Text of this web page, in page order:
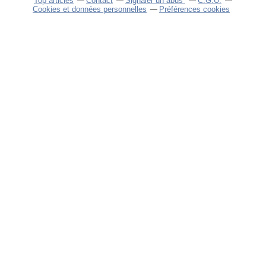
Cookies et données personnelles
Préférences cookies